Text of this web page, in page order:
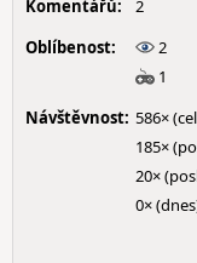
Komentářů:
2
Oblíbenost:
2
1
Návštěvnost: 586×
185×
20×
0×